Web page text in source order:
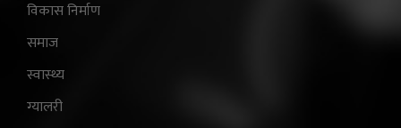
विकास निर्माण
समाज
स्वास्थ्य
ग्यालरी